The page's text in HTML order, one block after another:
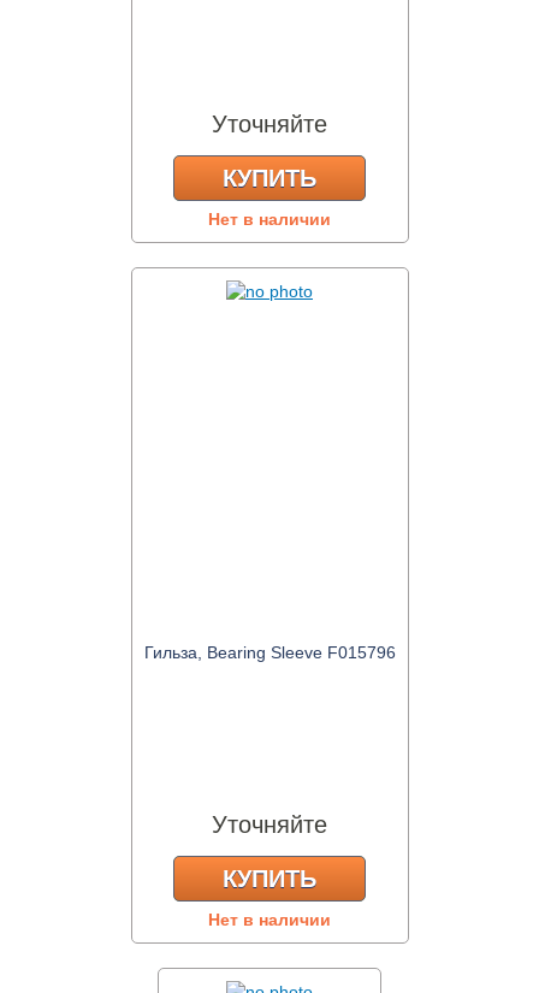
Уточняйте
КУПИТЬ
Нет в наличии
Гильза, Bearing Sleeve F015796
Уточняйте
КУПИТЬ
Нет в наличии